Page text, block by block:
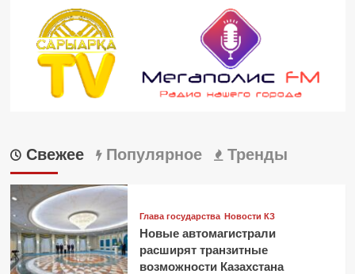
Свежее Популярное Тренды
Глава государства Новости КЗ
Новые автомагистрали
расширят транзитные
возможности Казахстана